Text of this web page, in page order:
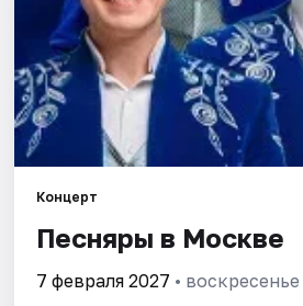
Концерт
Песняры в Москве
7 февраля 2027 • воскресенье